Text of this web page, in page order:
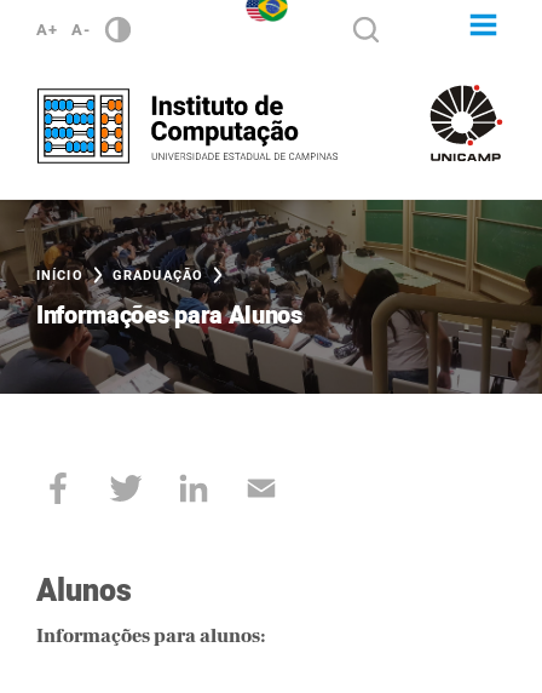
A+ A-
INÍCIO GRADUAÇÃO
Informações para Alunos
Alunos
Informações para alunos: